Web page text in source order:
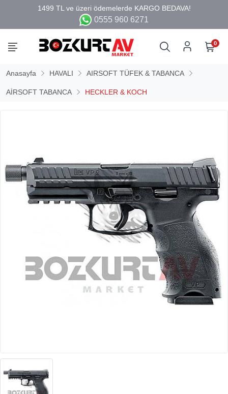
0555 960 6271
0
Anasayfa HAVALI AIRSOFT TÜFEK & TABANCA
AİRSOFT TABANCA HECKLER & KOCH